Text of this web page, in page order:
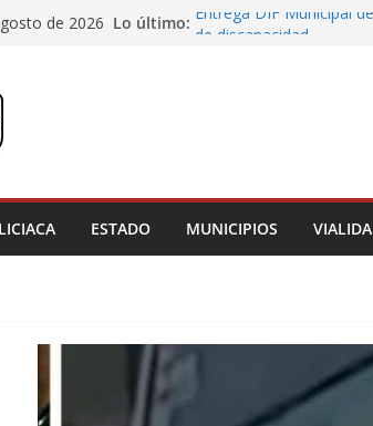
de 2026 Lo último: Entrega DIF Municipal
representar riesgos; no
ESTADO MUNICIPIOS